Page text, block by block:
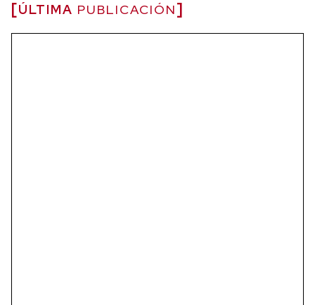
ÚLTIMA PUBLICACIÓN